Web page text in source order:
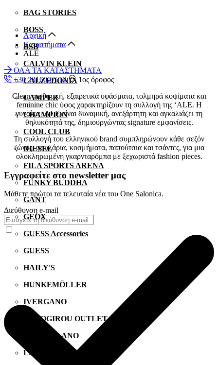
BAG STORIES
BOSS
BSB
CALVIN KLEIN
CALZEDONIA
CAMPER
CHAMPION
COOL CLUB
DIESEL
FILA SPORTS ARENA
FUNKY BUDDHA
GANT
GEOX
GUESS Accessories
GUESS
HAILY'S
HUNKEMÖLLER
IVERGANO
KALOGIROU OUTLET
KIKO MILANO
LACOSTE
Αρχική
Καταστήματα
ALE
ΟΛΑ ΤΑ ΚΑΤΑΣΤΗΜΑΤΑ
+30 2316007612
1ος όροφος
Clean αισθητική, εξαιρετικά υφάσματα, τολμηρά κοψίματα και
feminine chic ύφος χαρακτηρίζουν τη συλλογή της ‘ALE. Η
γυναίκα ‘ALE είναι δυναμική, ανεξάρτητη και αγκαλιάζει τη
θηλυκότητά της, δημιουργώντας signature εμφανίσεις.
Τη συλλογή του ελληνικού brand συμπληρώνουν κάθε σεζόν
ζώνες, φουλάρια, κοσμήματα, παπούτσια και τσάντες, για μια
ολοκληρωμένη γκαρνταρόμπα με ξεχωριστά fashion pieces.
Εγγραφείτε στο newsletter μας
Μάθετε πρώτοι τα τελευταία νέα του One Salonica.
Διεύθυνση e-mail